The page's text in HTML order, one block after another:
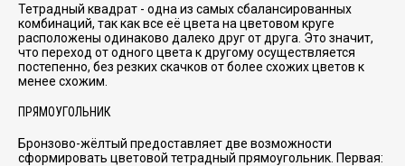
Тетрадный квадрат - одна из самых сбалансированных
комбинаций, так как все её цвета на цветовом круге
расположены одинаково далеко друг от друга. Это значит,
что переход от одного цвета к другому осуществляется
постепенно, без резких скачков от более схожих цветов к
менее схожим.
ПРЯМОУГОЛЬНИК
Бронзово-жёлтый предоставляет две возможности
сформировать цветовой тетрадный прямоугольник. Первая: